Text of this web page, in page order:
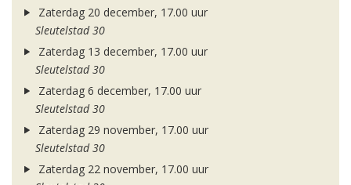
Zaterdag 20 december, 17.00 uur
Sleutelstad 30
Zaterdag 13 december, 17.00 uur
Sleutelstad 30
Zaterdag 6 december, 17.00 uur
Sleutelstad 30
Zaterdag 29 november, 17.00 uur
Sleutelstad 30
Zaterdag 22 november, 17.00 uur